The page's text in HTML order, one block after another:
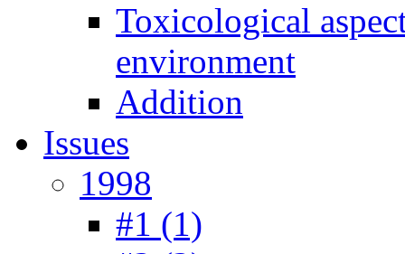
Toxicological
environment
Addition
Issues
1998
#1 (1)